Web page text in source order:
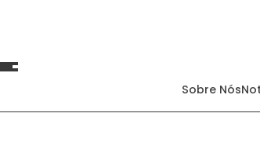
Sobre Nós